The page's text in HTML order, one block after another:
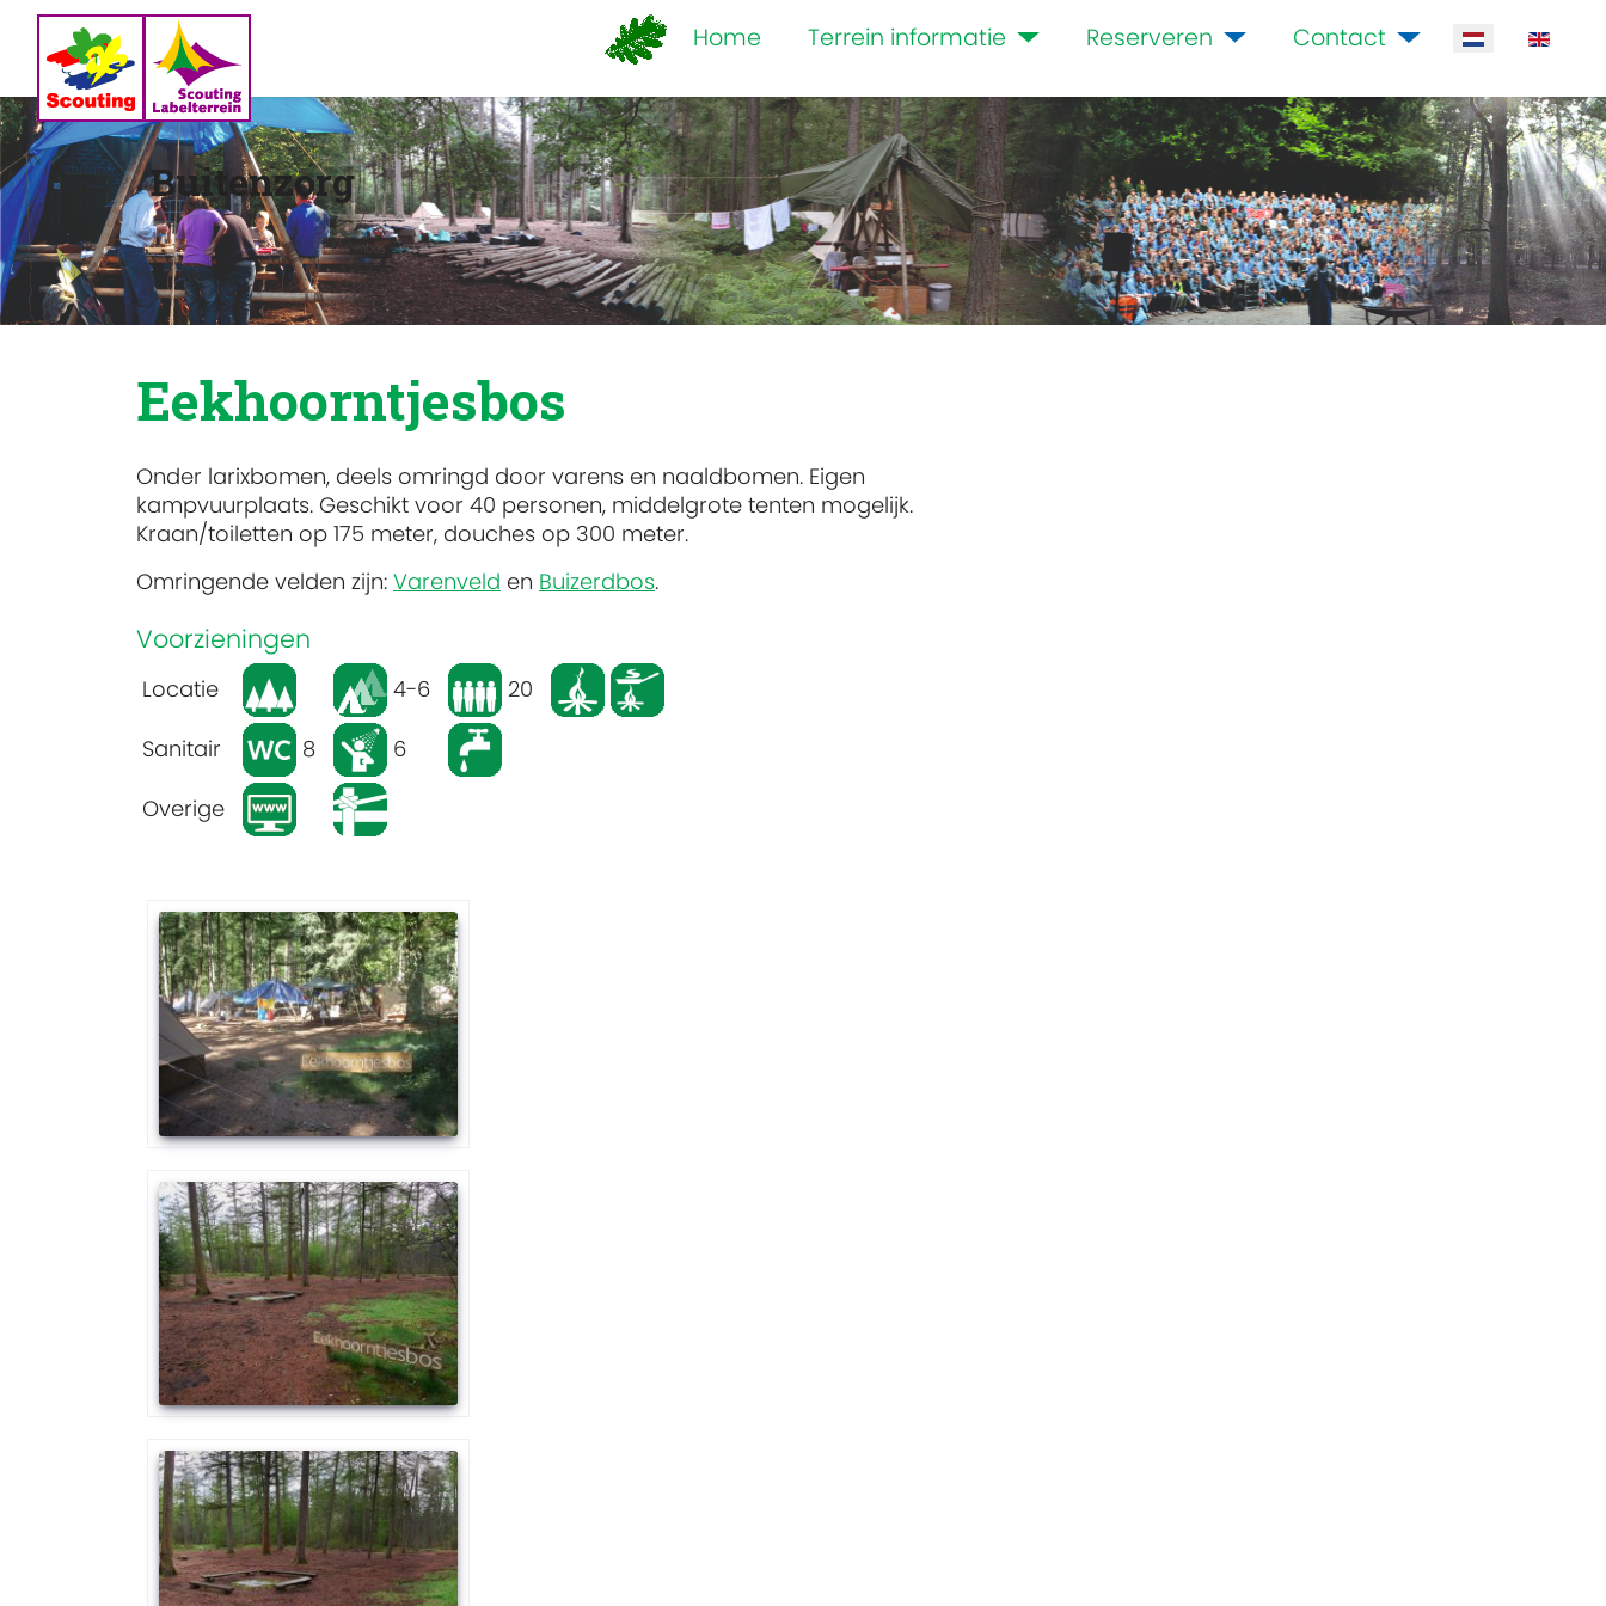
Home Terrein informatie Reserveren Contact Selecteer de
Buitenzorg
Eekhoorntjesbos
Onder larixbomen, deels omringd door varens en naaldbomen. Eigen
kampvuurplaats. Geschikt voor 40 personen, middelgrote tenten mogelijk.
Kraan/toiletten op 175 meter, douches op 300 meter.
Omringende velden zijn: Varenveld en Buizerdbos.
Voorzieningen
Locatie 4-6
20
Sanitair
8
6
Overige